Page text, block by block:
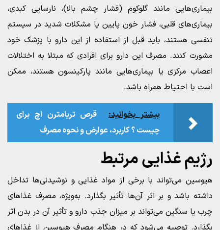
بیماری‌هایی مانند گلوکوم (فشار چشم بالا)، نارسایی کبدی،
بیماری‌های قلبی، فشار خون پایین یا مشکلات شدید در سیستم
تنفسی هستند، باید قبل از استفاده از این دارو با پزشک خود
مشورت کنند. مصرف این دارو برای افرادی که مبتلا به اختلالات
اعصاب مرکزی یا بیماری‌هایی مانند پارکینسون هستند، ممکن
است با احتیاط همراه باشد.
بیشتر بخوانید:
قرص تریامترن اچ برای
چیست ؟ کاربرد، عوارض و نحوه مصرف
رژیم غذایی مرتبط
هیوسین می‌تواند با برخی از مواد غذایی و نوشیدنی‌ها تداخل
داشته باشد و بر اثر آن‌ها تأثیر بگذارد. به‌ویژه، مصرف غذاهای
چرب یا سنگین می‌تواند بر میزان جذب دارو و تأثیر آن در بدن اثر